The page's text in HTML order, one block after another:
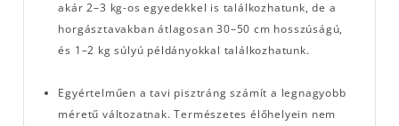
akár 2–3 kg-os egyedekkel is találkozhatunk, de a
horgásztavakban átlagosan 30–50 cm hosszúságú,
és 1–2 kg súlyú példányokkal találkozhatunk.
Egyértelműen a tavi pisztráng számít a legnagyobb
méretű változatnak. Természetes élőhelyein nem